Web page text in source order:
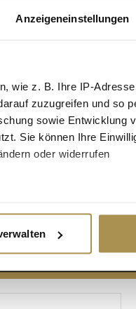
Anzeigeneinstellungen
wie z. B. Ihre IP-
zuzugreifen und so
sowie Entwicklung
Sie können Ihre
oder widerrufen
werden, und legen
Funktionen für